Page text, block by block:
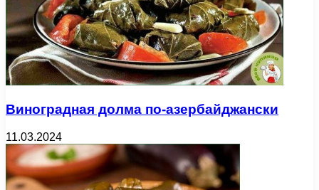
Виноградная долма по-азербайджански
11.03.2024